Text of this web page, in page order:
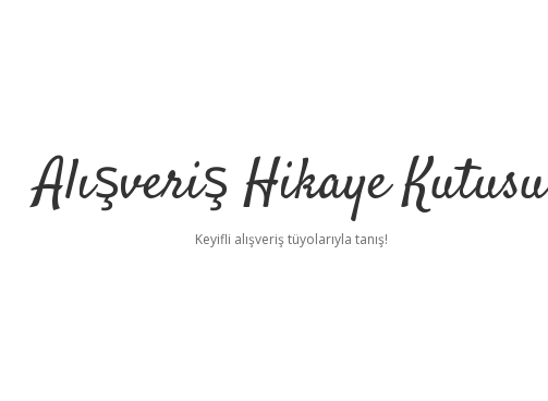
Alışveriş Hikaye Kutusu
Keyifli alışveriş tüyolarıyla tanış!